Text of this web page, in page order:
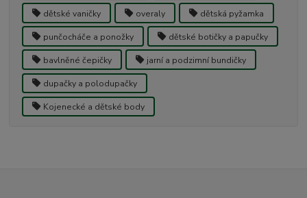
dětské vaničky overaly dětská pyžamka
punčocháče a ponožky dětské botičky a papučky
bavlněné čepičky jarní a podzimní bundičky
dupačky a polodupačky
Kojenecké a dětské body